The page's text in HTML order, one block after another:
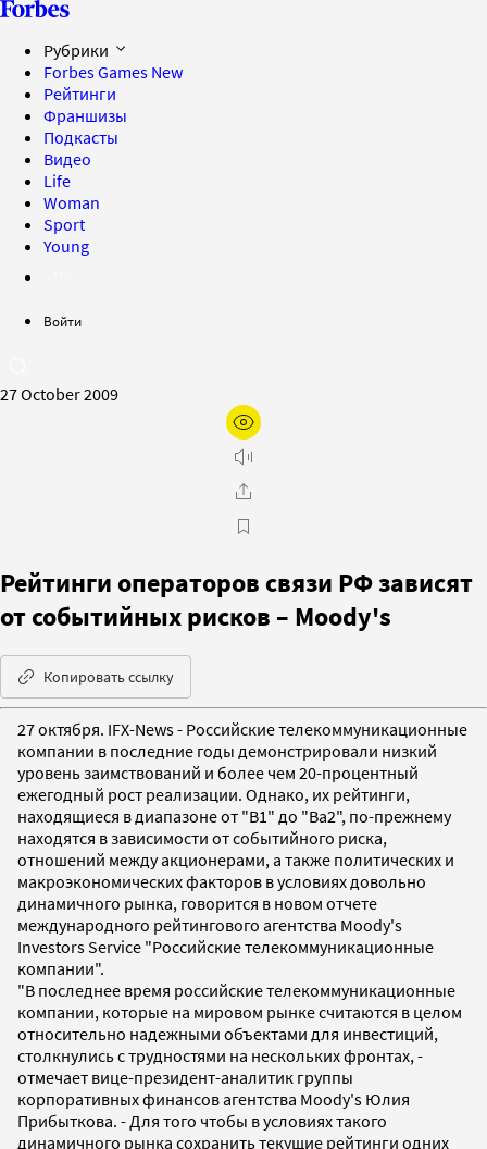
Рубрики
Forbes Games New
Рейтинги
Франшизы
Подкасты
Видео
Life
Woman
Sport
Young
Войти
27 October 2009
Рейтинги операторов связи РФ зависят
от событийных рисков – Moody's
Копировать ссылку
27 октября. IFX-News - Российские телекоммуникационные
компании в последние годы демонстрировали низкий
уровень заимствований и более чем 20-процентный
ежегодный рост реализации. Однако, их рейтинги,
находящиеся в диапазоне от "B1" до "Ba2", по-прежнему
находятся в зависимости от событийного риска,
отношений между акционерами, а также политических и
макроэкономических факторов в условиях довольно
динамичного рынка, говорится в новом отчете
международного рейтингового агентства Moody's
Investors Service "Российские телекоммуникационные
компании".
"В последнее время российские телекоммуникационные
компании, которые на мировом рынке считаются в целом
относительно надежными объектами для инвестиций,
столкнулись с трудностями на нескольких фронтах, -
отмечает вице-президент-аналитик группы
корпоративных финансов агентства Moody's Юлия
Прибыткова. - Для того чтобы в условиях такого
динамичного рынка сохранить текущие рейтинги одних